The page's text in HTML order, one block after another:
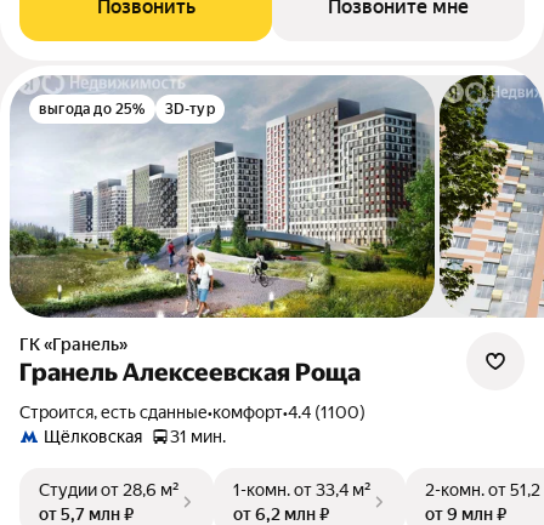
Позвонить Позвоните мне
выгода до 25% 3D-тур
ГК «Гранель»
Гранель Алексеевская Роща
Строится, есть сданные•комфорт•4.4 (1100)
Щёлковская
31 мин.
Студииот 28,6 м²
от 5,7 млн ₽
1-комн.от 33,4 м²
от 6,2 млн ₽
2-комн.от
от 9 млн ₽